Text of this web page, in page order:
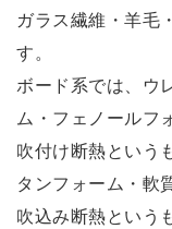
ガラス繊維・羊毛
す。
ボード系では、ウ
ム・フェノールフ
吹付け断熱という
タンフォーム・軟
吹込み断熱という